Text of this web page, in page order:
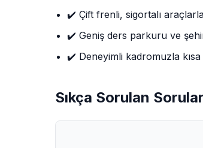
✔️ Çift frenli, sigortalı
✔️ Geniş ders parkuru ve
✔️ Deneyimli kadromuzla
Sıkça Sorulan Sorular